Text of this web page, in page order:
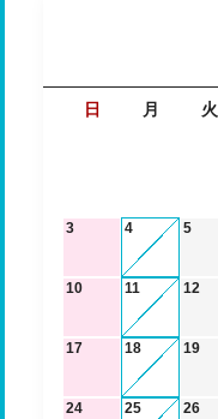
日 月 火
3 4 5
10 11 12
17 18 19
24 25 26